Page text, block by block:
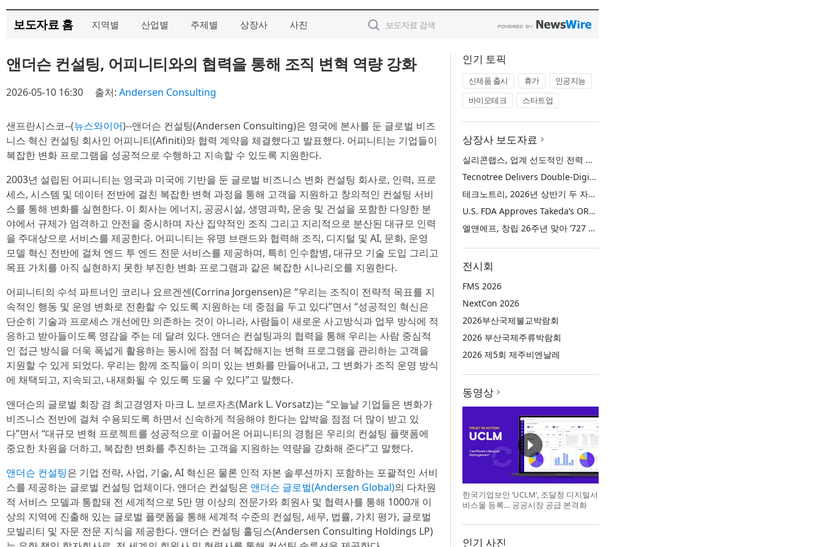
보도자료 홈 지역별 산업별 주제별 상장사 사진
앤더슨 컨설팅, 어피니티와의 협력을 통해 조직 변혁 역량 강화
2026-05-10 16:30 출처: Andersen Consulting
샌프란시스코--(뉴스와이어)--앤더슨 컨설팅(Andersen Consulting)은 영국에 본사를 둔 글로벌 비즈
니스 혁신 컨설팅 회사인 어피니티(Afiniti)와 협력 계약을 체결했다고 발표했다. 어피니티는 기업들이
복잡한 변화 프로그램을 성공적으로 수행하고 지속할 수 있도록 지원한다.
2003년 설립된 어피니티는 영국과 미국에 기반을 둔 글로벌 비즈니스 변화 컨설팅 회사로, 인력, 프로
세스, 시스템 및 데이터 전반에 걸친 복잡한 변혁 과정을 통해 고객을 지원하고 창의적인 컨설팅 서비
스를 통해 변화를 실현한다. 이 회사는 에너지, 공공시설, 생명과학, 운송 및 건설을 포함한 다양한 분
야에서 규제가 엄격하고 안전을 중시하며 자산 집약적인 조직 그리고 지리적으로 분산된 대규모 인력
을 주대상으로 서비스를 제공한다. 어피니티는 유명 브랜드와 협력해 조직, 디지털 및 AI, 문화, 운영
모델 혁신 전반에 걸쳐 엔드 투 엔드 전문 서비스를 제공하며, 특히 인수합병, 대규모 기술 도입 그리고
목표 가치를 아직 실현하지 못한 부진한 변화 프로그램과 같은 복잡한 시나리오를 지원한다.
어피니티의 수석 파트너인 코리나 요르겐센(Corrina Jorgensen)은 “우리는 조직이 전략적 목표를 지
속적인 행동 및 운영 변화로 전환할 수 있도록 지원하는 데 중점을 두고 있다”면서 “성공적인 혁신은
단순히 기술과 프로세스 개선에만 의존하는 것이 아니라, 사람들이 새로운 사고방식과 업무 방식에 적
응하고 받아들이도록 영감을 주는 데 달려 있다. 앤더슨 컨설팅과의 협력을 통해 우리는 사람 중심적
인 접근 방식을 더욱 폭넓게 활용하는 동시에 점점 더 복잡해지는 변혁 프로그램을 관리하는 고객을
지원할 수 있게 되었다. 우리는 함께 조직들이 의미 있는 변화를 만들어내고, 그 변화가 조직 운영 방식
에 채택되고, 지속되고, 내재화될 수 있도록 도울 수 있다”고 말했다.
앤더슨의 글로벌 회장 겸 최고경영자 마크 L. 보르자츠(Mark L. Vorsatz)는 “오늘날 기업들은 변화가
비즈니스 전반에 걸쳐 수용되도록 하면서 신속하게 적응해야 한다는 압박을 점점 더 많이 받고 있
다”면서 “대규모 변혁 프로젝트를 성공적으로 이끌어온 어피니티의 경험은 우리의 컨설팅 플랫폼에
중요한 차원을 더하고, 복잡한 변화를 추진하는 고객을 지원하는 역량을 강화해 준다”고 말했다.
앤더슨 컨설팅은 기업 전략, 사업, 기술, AI 혁신은 물론 인적 자본 솔루션까지 포함하는 포괄적인 서비
스를 제공하는 글로벌 컨설팅 업체이다. 앤더슨 컨설팅은 앤더슨 글로벌(Andersen Global)의 다차원
적 서비스 모델과 통합돼 전 세계적으로 5만 명 이상의 전문가와 회원사 및 협력사를 통해 1000개 이
상의 지역에 진출해 있는 글로벌 플랫폼을 통해 세계적 수준의 컨설팅, 세무, 법률, 가치 평가, 글로벌
모빌리티 및 자문 전문 지식을 제공한다. 앤더슨 컨설팅 홀딩스(Andersen Consulting Holdings LP)
인기 토픽
신제품 출시 휴가
인공지능
바이오테크
스타트업
상장사 보도자료
실리콘랩스, 업계 선도적인 전력 효율·보안·통합성을 갖춘 초저전력 블루투스 LE SoC ‘BG2B’ 공개
Tecnotree Delivers Double-Digit Profit Growth and Accelerated Deployment Momentum in H1 2026
테크노트리, 2026년 상반기 두 자릿수 이익 성장 및 글로벌 구축 가속화
U.S. FDA Approves Takeda’s ORZEYFUL™ (oveporexton), the First and Only Medicine to Treat the Underlying Cause of Narcolepsy Type 1
엘앤에프, 창립 26주년 맞아 ‘727 희망박스’ 나눔 캠페인 진행… 임직원과 함께 대구 지역사회 상생 실천
전시회
FMS 2026
NextCon 2026
2026부산국제불교박람회
2026 부산국제주류박람회
2026 제5회 제주비엔날레
동영상
한국기업보안 ‘UCLM’, 조달청 디지털서
비스몰 등록… 공공시장 공급 본격화
인기 사진